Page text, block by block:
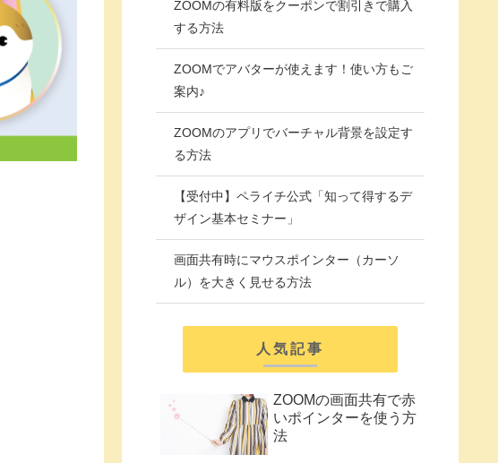
ZOOMの有料版をクーポンで割引きで購入
する方法
ZOOMでアバターが使えます！使い方もご
案内♪
ZOOMのアプリでバーチャル背景を設定す
る方法
【受付中】ペライチ公式「知って得するデ
ザイン基本セミナー」
画面共有時にマウスポインター（カーソ
ル）を大きく見せる方法
人気記事
ZOOMの画面共有で赤
いポインターを使う方
法